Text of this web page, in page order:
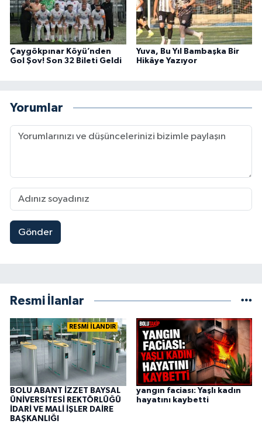
Çaygökpınar Köyü’nden
Gol Şov! Son 32 Bileti Geldi
Yuva, Bu Yıl Bambaşka Bir
Hikâye Yazıyor
Yorumlar
Gönder
Resmi İlanlar
RESMİ İLANDIR
BOLU ABANT İZZET BAYSAL
ÜNİVERSİTESİ REKTÖRLÜĞÜ
İDARİ VE MALİ İŞLER DAİRE
BAŞKANLIĞI
yangın faciası: Yaşlı kadın
hayatını kaybetti